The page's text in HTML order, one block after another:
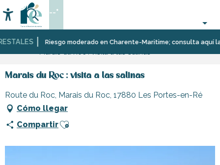
au
contenu
principal Riesgo moderado en Charente-Maritime; consulta aquí las
Accessibilité
Buscar
--°
Página Web
Organización
y
Marais du Roc : visita a las salinas
Route du Roc, Marais du Roc, 17880 Les Portes-en-Ré
Cómo llegar
CompartirAjouter aux favoris